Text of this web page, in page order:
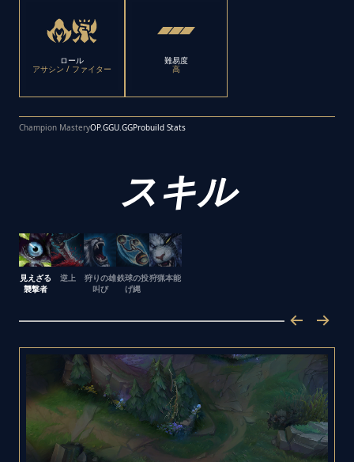
ロール
アサシン / ファイター
難易度
高
Champion MasteryOP.GGU.GGProbuild Stats
スキル
見えざる
襲撃者
逆上
狩りの雄
叫び
鉄球の投
げ縄
狩猟本能